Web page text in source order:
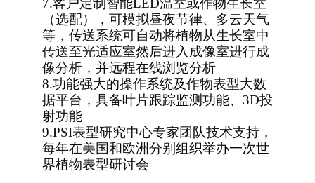
（选配），可模拟昼夜节律、多云天气
等，传送系统可自动将植物从生长室中
传送至光适应室然后进入成像室进行成
像分析，并远程在线浏览分析
8.功能强大的操作系统及作物表型大数
据平台，具备叶片跟踪监测功能、3D投
射功能
9.PSI表型研究中心专家团队技术支持，
每年在美国和欧洲分别组织举办一次世
界植物表型研讨会